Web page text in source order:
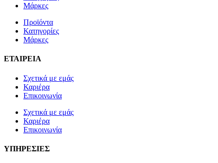
Μάρκες
Προϊόντα
Κατηγορίες
Μάρκες
ΕΤΑΙΡΕΙΑ
Σχετικά με εμάς
Καριέρα
Επικοινωνία
Σχετικά με εμάς
Καριέρα
Επικοινωνία
ΥΠΗΡΕΣΙΕΣ